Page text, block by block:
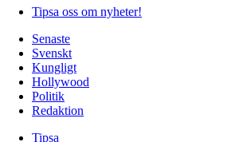
Tipsa oss om nyheter!
Senaste
Svenskt
Kungligt
Hollywood
Politik
Redaktion
Tipsa